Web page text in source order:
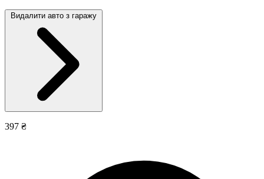
Видалити авто з гаражу
397 ₴